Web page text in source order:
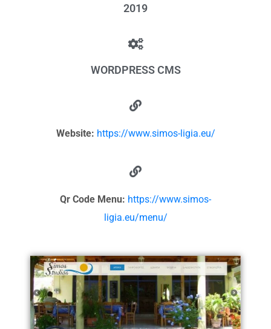
2019
WORDPRESS CMS
Website: https://www.simos-ligia.eu/
Qr Code Menu: https://www.simos-
ligia.eu/menu/